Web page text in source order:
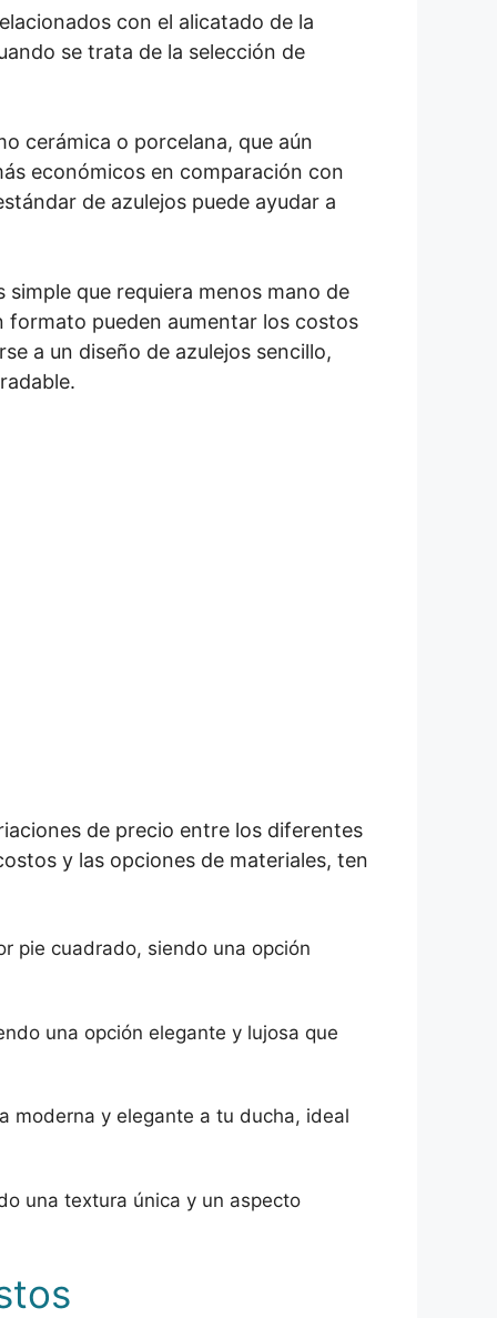
con el alicatado de la
se trata de la selección de
cerámica o porcelana, que aún
económicos en comparación con
de azulejos puede ayudar a
que requiera menos mano de
formato pueden aumentar los costos
a un diseño de azulejos sencillo,
de precio entre los diferentes
y las opciones de materiales, ten
pie cuadrado, siendo una opción
una opción elegante y lujosa que
moderna y elegante a tu ducha, ideal
una textura única y un aspecto